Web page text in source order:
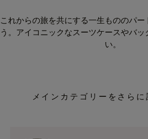
これからの旅を共にする一生もののパー
う。アイコニックなスーツケースやバ
い。
メインカテゴリーをさらに